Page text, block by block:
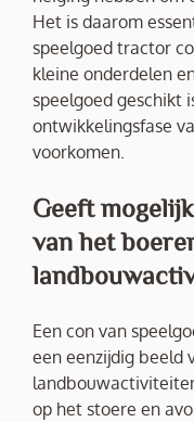
Het is daarom
speelgoed tractor
kleine onderdelen
speelgoed geschikt
ontwikkelingsfase
voorkomen.
Geeft
van het
Een con van
een eenzijdig beeld
op het stoere en